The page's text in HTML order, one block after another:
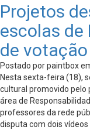
Projetos
escolas
de
Postado por paintbox
Nesta sexta-feira (18),
cultural promovido pelo
área de
professores da rede
disputa com dois